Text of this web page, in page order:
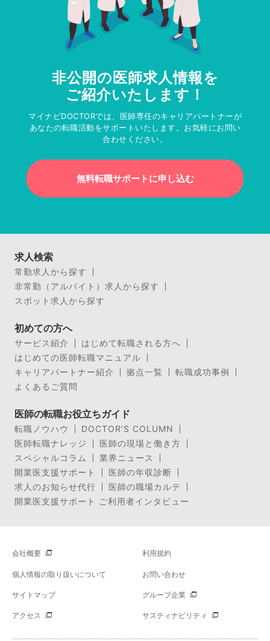
非公開の医師求人情報を
ご紹介いたします！
マイナビDOCTORでは、医師専任のキャリアパートナーが
あなたの転職活動をサポートいたします。お気軽にお問い
合わせください。
無料転職サポートに申し込む
求人検索
常勤求人から探す
非常勤（アルバイト）求人から探す
スポット求人から探す
初めての方へ
サービス紹介
はじめて転職される方へ
はじめての医師転職マニュアル
キャリアパートナー紹介
拠点一覧
転職成功事例
よくあるご質問
医師の転職お役立ちガイド
転職ノウハウ
DOCTOR’S COLUMN
医師転職ナレッジ
医師の現場と働き方
スペシャルコラム
業界ニュース
開業医支援サポート
医師の年収診断
求人のお知らせ代行
医師の職場カルテ
開業医支援サポート ご利用者インタビュー
会社概要 利用規約
個人情報の取り扱いについて お問い合わせ
サイトマップ グループ企業
アクセス サスティナビリティ